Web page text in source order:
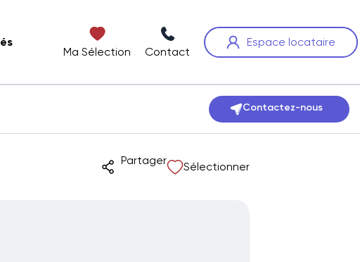
Ma Sélection Contact
Espace locataire
Contactez-nous
Partager Sélectionner